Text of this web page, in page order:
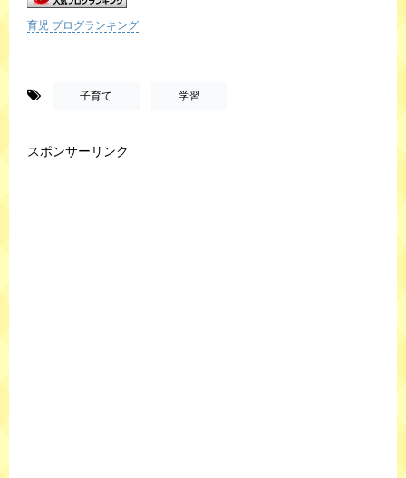
育児 ブログランキング
子育て 学習
スポンサーリンク